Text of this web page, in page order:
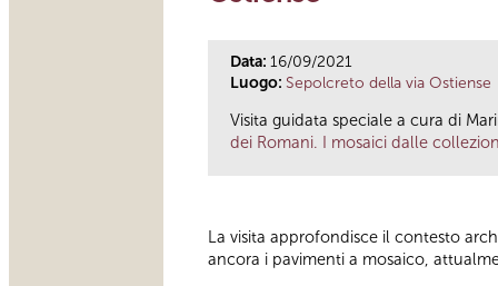
Data: 16/09/2021
Luogo: Sepolcreto della via Ostiense
Visita guidata speciale a cura di
dei Romani. I mosaici dalle
La visita approfondisce il contesto
ancora i pavimenti a mosaico,